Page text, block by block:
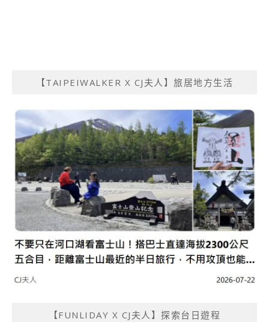
【TAIPEIWALKER X CJ夫人】旅居地方生活
【FUNLIDAY X CJ夫人】探索台日遊程